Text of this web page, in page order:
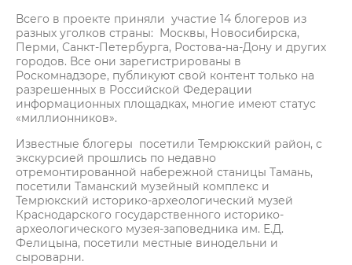
Всего в проекте приняли участие 14 блогеров из
разных уголков страны: Москвы, Новосибирска,
Перми, Санкт-Петербурга, Ростова-на-Дону и других
городов. Все они зарегистрированы в
Роскомнадзоре, публикуют свой контент только на
разрешенных в Российской Федерации
информационных площадках, многие имеют статус
«миллионников».
Известные блогеры посетили Темрюкский район, с
экскурсией прошлись по недавно
отремонтированной набережной станицы Тамань,
посетили Таманский музейный комплекс и
Темрюкский историко-археологический музей
Краснодарского государственного историко-
археологического музея-заповедника им. Е.Д.
Фелицына, посетили местные винодельни и
сыроварни.